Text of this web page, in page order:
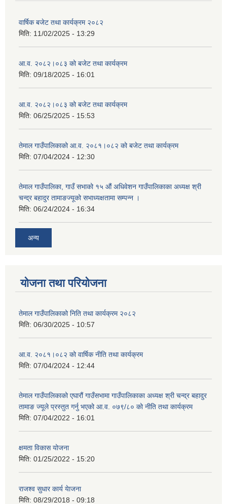
वार्षिक बजेट तथा कार्यक्रम २०८२
मिति: 11/02/2025 - 13:29
आ.व. २०८२।०८३ को बजेट तथा कार्यक्रम
मिति: 09/18/2025 - 16:01
आ.व. २०८२।०८३ को बजेट तथा कार्यक्रम
मिति: 06/25/2025 - 15:53
तेमाल गाउँपालिकाको आ.व. २०८१।०८२ को बजेट तथा कार्यक्रम
मिति: 07/04/2024 - 12:30
तेमाल गाउँपालिका, गाउँ सभाको १५ औं अधिवेशन गाउँपालिकाका अध्यक्ष श्री
चन्द्र बहादुर तामाङज्यूको सभाध्यक्षतामा सम्पन्न ।
मिति: 06/24/2024 - 16:34
अन्य
योजना तथा परियोजना
तेमाल गाउँपालिकाको निति तथा कार्यक्रम २०८२
मिति: 06/30/2025 - 10:57
आ.व. २०८१।०८२ को वार्षिक नीति तथा कार्यक्रम
मिति: 07/04/2024 - 12:44
तेमाल गाउँपालिकाको एघारौं गाउँसभामा गाउँपालिकाका अध्यक्ष श्री चन्द्र बहादुर
तामाङ ज्यूले प्रस्तुत गर्नु भएको आ.व. ०७९/८० को नीति तथा कार्यक्रम
मिति: 07/04/2022 - 16:01
क्षमता विकास योजना
मिति: 01/25/2022 - 15:20
राजश्व सुधार कार्य येाजना
मिति: 08/29/2018 - 09:18